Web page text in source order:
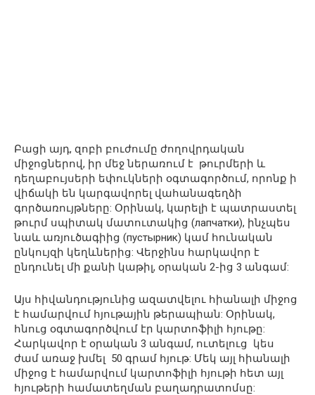
Բացի այդ, զոբի բուժումը ժողովրդական
միջոցներով, իր մեջ ներառում է թուրմերի և
դեղաբույսերի եփուկների օգտագործում, որոնք ի
վիճակի են կարգավորել վահանագեղձի
գործառույթները: Օրինակ, կարելի է պատրաստել
թուրմ սպիտակ մատուտակից (лапчатки), ինչպես
նաև առյուծագիից (пустырник) կամ հունական
ընկույզի կեղևներից: Վերջինս հարկավոր է
ընդունել մի քանի կաթիլ, օրական 2-ից 3 անգամ:
Այս հիվանդությունից ազատվելու հիանալի միջոց
է համարվում հյութային թերապիան: Օրինակ,
հնուց օգտագործվում էր կարտոֆիլի հյութը:
Հարկավոր է օրական 3 անգամ, ուտելուց կես
ժամ առաջ խմել 50 գրամ հյութ: Մեկ այլ հիանալի
միջոց է համարվում կարտոֆիլի հյութի հետ այլ
հյութերի համատեղման բաղադրատոմսը: